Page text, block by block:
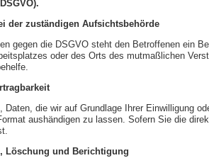
der zuständigen Aufsichtsbehörde
gegen die DSGVO steht den Betroffenen ein
oder des Orts des mutmaßlichen
Daten, die wir auf Grundlage Ihrer Einwilligung
aushändigen zu lassen. Sofern Sie die
Löschung und Berichtigung